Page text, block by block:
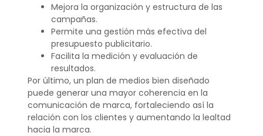
Mejora la organización y estructura de las
campañas.
Permite una gestión más efectiva del
presupuesto publicitario.
Facilita la medición y evaluación de
resultados.
Por último, un plan de medios bien diseñado
puede generar una mayor coherencia en la
comunicación de marca, fortaleciendo así la
relación con los clientes y aumentando la lealtad
hacia la marca.